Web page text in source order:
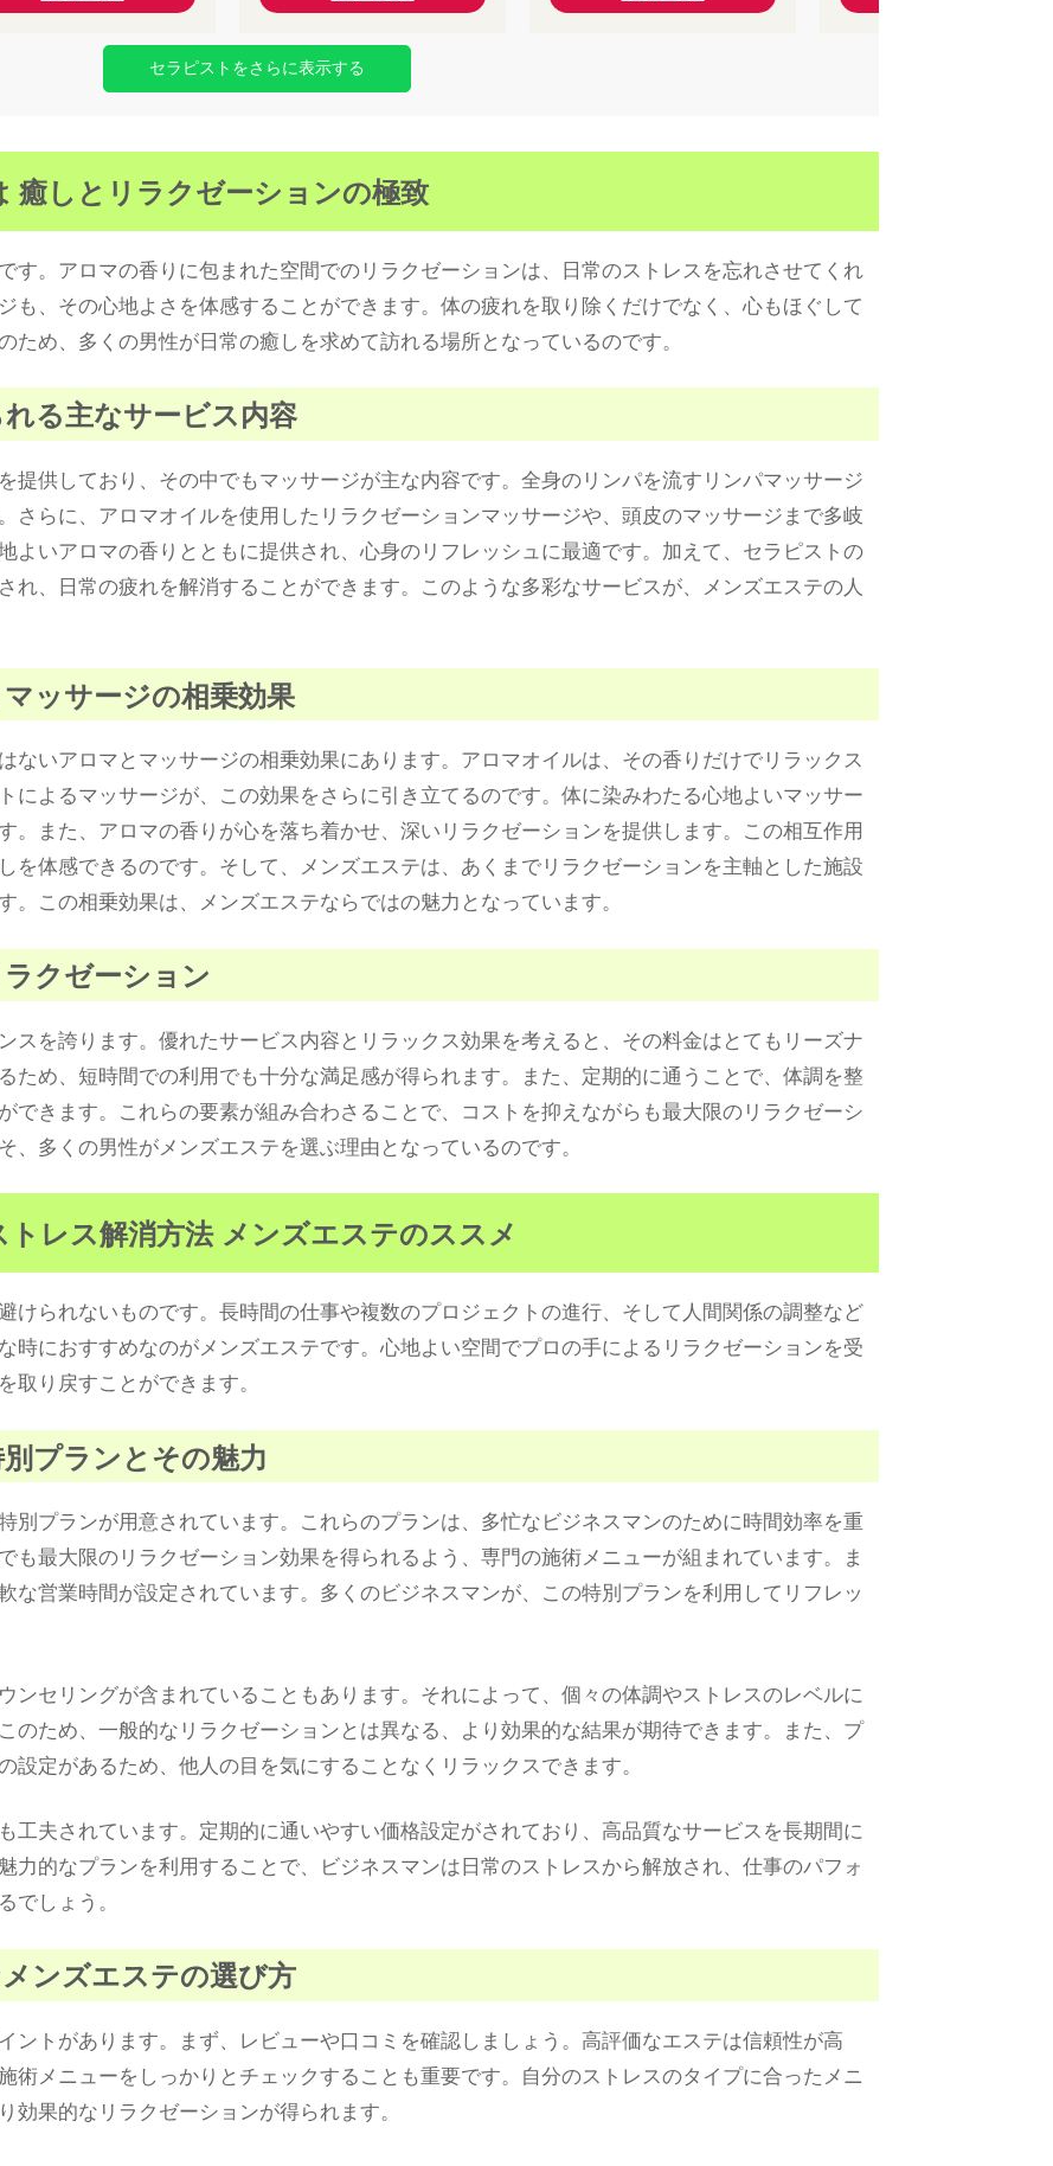
セラピストをさらに表示する
癒しとリラクゼーションの極致
す。アロマの香りに包まれた空間でのリラクゼーションは、日常のストレスを忘れさせてくれ
も、その心地よさを体感することができます。体の疲れを取り除くだけでなく、心もほぐして
ため、多くの男性が日常の癒しを求めて訪れる場所となっているのです。
る主なサービス内容
提供しており、その中でもマッサージが主な内容です。全身のリンパを流すリンパマッサージ
さらに、アロマオイルを使用したリラクゼーションマッサージや、頭皮のマッサージまで多岐
よいアロマの香りとともに提供され、心身のリフレッシュに最適です。加えて、セラピストの
れ、日常の疲れを解消することができます。このような多彩なサービスが、メンズエステの人
ッサージの相乗効果
ないアロマとマッサージの相乗効果にあります。アロマオイルは、その香りだけでリラックス
によるマッサージが、この効果をさらに引き立てるのです。体に染みわたる心地よいマッサー
。また、アロマの香りが心を落ち着かせ、深いリラクゼーションを提供します。この相互作用
を体感できるのです。そして、メンズエステは、あくまでリラクゼーションを主軸とした施設
この相乗効果は、メンズエステならではの魅力となっています。
クゼーション
スを誇ります。優れたサービス内容とリラックス効果を考えると、その料金はとてもリーズナ
ため、短時間での利用でも十分な満足感が得られます。また、定期的に通うことで、体調を整
できます。これらの要素が組み合わさることで、コストを抑えながらも最大限のリラクゼーシ
、多くの男性がメンズエステを選ぶ理由となっているのです。
レス解消方法 メンズエステのススメ
けられないものです。長時間の仕事や複数のプロジェクトの進行、そして人間関係の調整など
時におすすめなのがメンズエステです。心地よい空間でプロの手によるリラクゼーションを受
り戻すことができます。
プランとその魅力
別プランが用意されています。これらのプランは、多忙なビジネスマンのために時間効率を重
も最大限のリラクゼーション効果を得られるよう、専門の施術メニューが組まれています。ま
な営業時間が設定されています。多くのビジネスマンが、この特別プランを利用してリフレッ
ンセリングが含まれていることもあります。それによって、個々の体調やストレスのレベルに
のため、一般的なリラクゼーションとは異なる、より効果的な結果が期待できます。また、プ
定があるため、他人の目を気にすることなくリラックスできます。
工夫されています。定期的に通いやすい価格設定がされており、高品質なサービスを長期間に
力的なプランを利用することで、ビジネスマンは日常のストレスから解放され、仕事のパフォ
でしょう。
ンズエステの選び方
ントがあります。まず、レビューや口コミを確認しましょう。高評価なエステは信頼性が高
術メニューをしっかりとチェックすることも重要です。自分のストレスのタイプに合ったメニ
果的なリラクゼーションが得られます。